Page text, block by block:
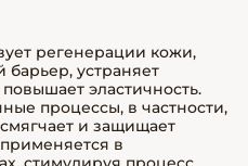
регенерации кожи,
барьер, устраняет
эластичность.
процессы, в частности,
и защищает
в